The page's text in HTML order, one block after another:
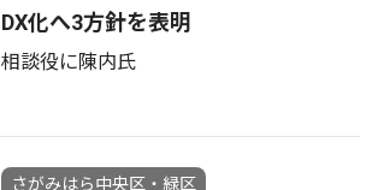
DX化へ3方針を表明
相談役に陳内氏
さがみはら中央区・緑区